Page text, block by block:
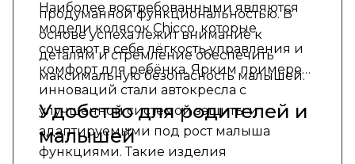
продуманной функциональностью. В
основе успеха лежит внимание к
деталям и стремление обеспечить
максимальную безопасность малышей.
Наиболее востребованными являются
модели колясок Chicco, которые
сочетают в себе лёгкость управления и
комфорт для ребёнка. Ярким примером
инноваций стали автокресла с
улучшенной системой защиты и
адаптируемыми под рост малыша
функциями. Такие изделия
Удобство для родителей и
малышей